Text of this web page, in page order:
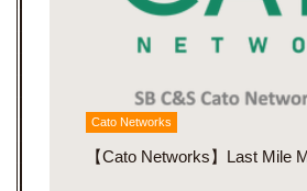
Cato Networks
【Cato Networks】Last Mile